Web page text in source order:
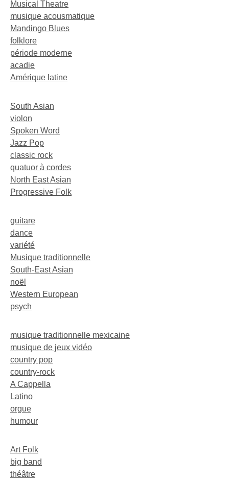
Musical Theatre
musique acousmatique
Mandingo Blues
folklore
période moderne
acadie
Amérique latine
South Asian
violon
Spoken Word
Jazz Pop
classic rock
quatuor à cordes
North East Asian
Progressive Folk
guitare
dance
variété
Musique traditionnelle
South-East Asian
noël
Western European
psych
musique traditionnelle mexicaine
musique de jeux vidéo
country pop
country-rock
A Cappella
Latino
orgue
humour
Art Folk
big band
théâtre